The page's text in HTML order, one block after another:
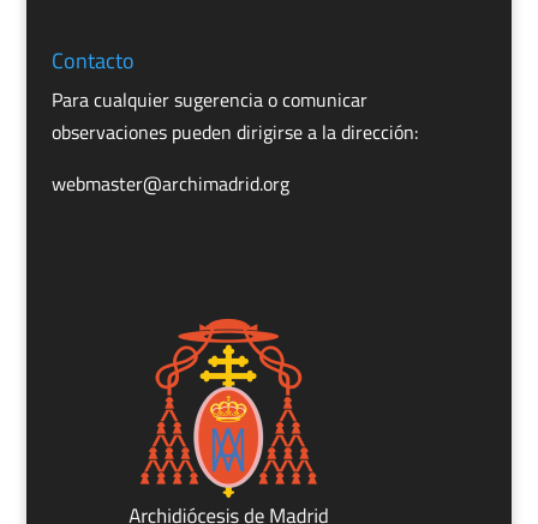
Contacto
Para cualquier sugerencia o comunicar
observaciones pueden dirigirse a la dirección:
webmaster@archimadrid.org